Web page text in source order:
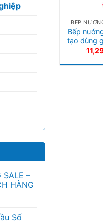
SALE –
HÀNG
Số
BẾP
Bếp
tạo dùng